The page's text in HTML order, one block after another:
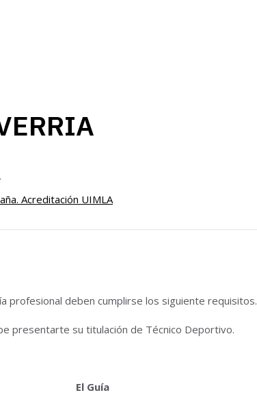
Acreditación UIMLA
profesional deben cumplirse los siguiente requisitos.
presentarte su titulación de Técnico Deportivo.
El Guía